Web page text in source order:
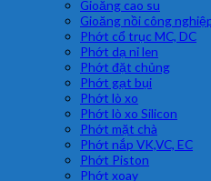
Gioăng cao su
Gioăng nồi công
Phớt cổ trục MC, DC
Phớt dạ nỉ len
Phớt đặt chủng
Phớt gạt bụi
Phớt lò xo
Phớt lò xo Silicon
Phớt mặt chà
Phớt nắp VK,VC, EC
Phớt Piston
Phớt xoay